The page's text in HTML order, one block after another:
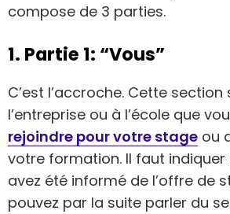
compose de 3 parties.
1. Partie 1: “Vous”
C’est l’accroche. Cette section
l’entreprise ou à l’école que
rejoindre pour votre stage ou
votre formation. ll faut
avez été informé de l’offre de
pouvez par la suite parler du